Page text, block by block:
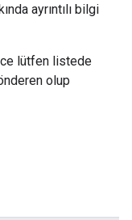
ayrıntılı bilgi
lütfen listede
olup